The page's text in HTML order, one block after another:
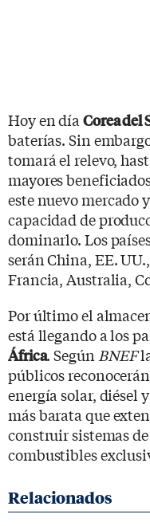
Hoy en día Corea del
baterías. Sin
tomará el relevo,
mayores
este nuevo mercado
capacidad de
dominarlo. Los
serán China, EE.
Francia, Australia,
Por último el
está llegando a los
África. Según BNEF
públicos
energía solar, diésel
más barata que
construir sistemas
combustibles